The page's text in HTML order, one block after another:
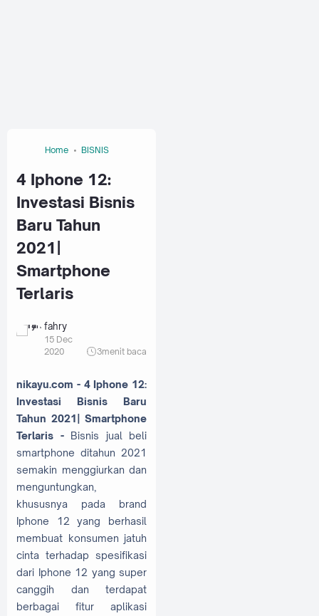
Home BISNIS
4 Iphone 12:
Investasi Bisnis
Baru Tahun
2021|
Smartphone
Terlaris
fahry
15 Dec
2020
3menit baca
nikayu.com - 4 Iphone 12:
Investasi Bisnis Baru
Tahun 2021| Smartphone
Terlaris -Bisnis jual beli
smartphone ditahun 2021
semakin menggiurkan dan
menguntungkan,
khususnya pada brand
Iphone 12 yang berhasil
membuat konsumen jatuh
cinta terhadap spesifikasi
dari Iphone 12 yang super
canggih dan terdapat
berbagai fitur aplikasi